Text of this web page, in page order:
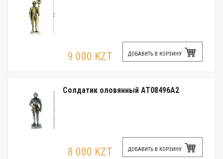
9 000 KZT ДОБАВИТЬ В КОРЗИНУ
Солдатик оловянный AT08496A2
8 000 KZT ДОБАВИТЬ В КОРЗИНУ